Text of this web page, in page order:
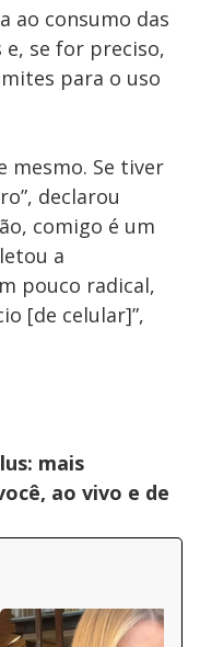
ao consumo das
e, se for preciso,
para o uso
mesmo. Se tiver
declarou
comigo é um
a
pouco radical,
[de celular]”,
mais
ao vivo e de